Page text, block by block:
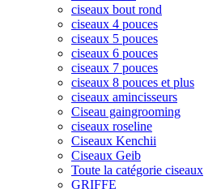
ciseaux bout rond
ciseaux 4 pouces
ciseaux 5 pouces
ciseaux 6 pouces
ciseaux 7 pouces
ciseaux 8 pouces et plus
ciseaux amincisseurs
Ciseau gaingrooming
ciseaux roseline
Ciseaux Kenchii
Ciseaux Geib
Toute la catégorie ciseaux
GRIFFE